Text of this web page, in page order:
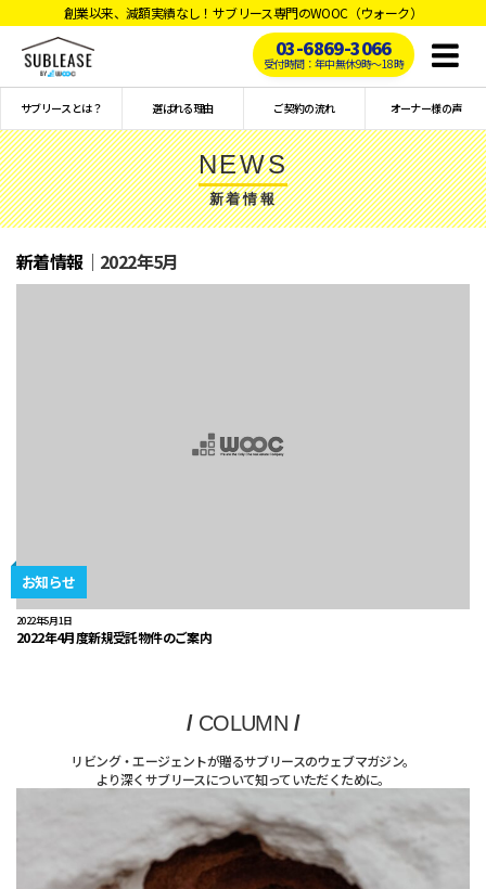
創業以来、減額実績なし！サブリース専門のWOOC（ウォーク）
03-6869-3066
受付時間：年中無休9時〜18時
サブリースとは？ 選ばれる理由 ご契約の流れ オーナー様の声
NEWS
新着情報
新着情報｜2022年5月
お知らせ
2022年5月1日
2022年4月度新規受託物件のご案内
/ COLUMN /
リビング・エージェントが贈るサブリースのウェブマガジン。
より深くサブリースについて知っていただくために。